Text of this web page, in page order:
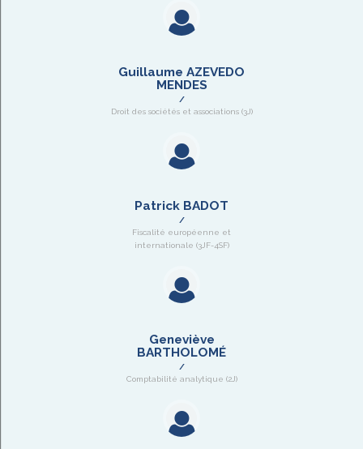
Guillaume AZEVEDO
MENDES
Droit des sociétés et associations (3J)
Patrick BADOT
Fiscalité européenne et
internationale (3JF-4SF)
Geneviève
BARTHOLOMÉ
Comptabilité analytique (2J)